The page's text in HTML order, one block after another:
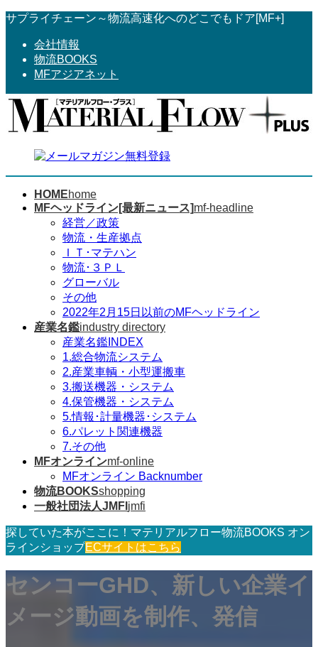
コ
へ
ス
ナ
ョ
ン
サプライチェーン～物流高速化へのどこでもドア[MF+]
会社情報
物流BOOKS
MFアジアネット
HOMEhome
MFヘッドライン[最新ニュース]mf-headline
経営／政策
物流・生産拠点
ＩＴ･マテハン
物流･３ＰＬ
グローバル
その他
2022年2月15日以前のMFヘッドライン
産業名鑑industry directory
産業名鑑INDEX
1.総合物流システム
2.産業車輌・小型運搬車
3.搬送機器・システム
4.保管機器・システム
5.情報･計量機器･システム
6.パレット関連機器
7.その他
MFオンラインmf-online
MFオンライン Backnumber
物流BOOKSshopping
一般社団法人JMFI jmfi
探していた本がここに！マテリアルフロー物流BOOKS オン
ラインショップECサイトはこちら
センコーGHD、新しい企業イ
メージ動画を制作、発信